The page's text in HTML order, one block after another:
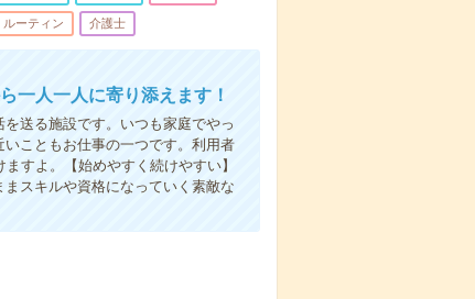
ルーティン 介護士
人一人に寄り添えます！
送る施設です。いつも家庭でやっ
こともお仕事の一つです。利用者
すよ。【始めやすく続けやすい】
スキルや資格になっていく素敵な